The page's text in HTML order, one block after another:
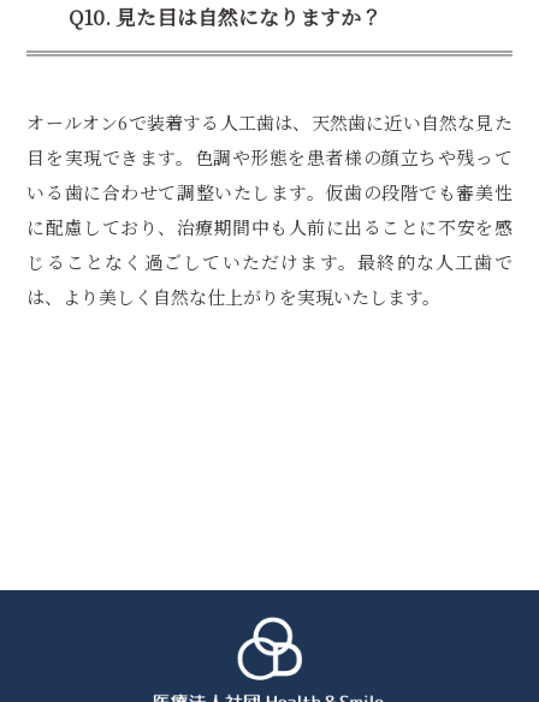
Q10. 見た目は自然になりますか？
オールオン6で装着する人工歯は、天然歯に近い自然な見た
目を実現できます。色調や形態を患者様の顔立ちや残って
いる歯に合わせて調整いたします。仮歯の段階でも審美性
に配慮しており、治療期間中も人前に出ることに不安を感
じることなく過ごしていただけます。最終的な人工歯で
は、より美しく自然な仕上がりを実現いたします。